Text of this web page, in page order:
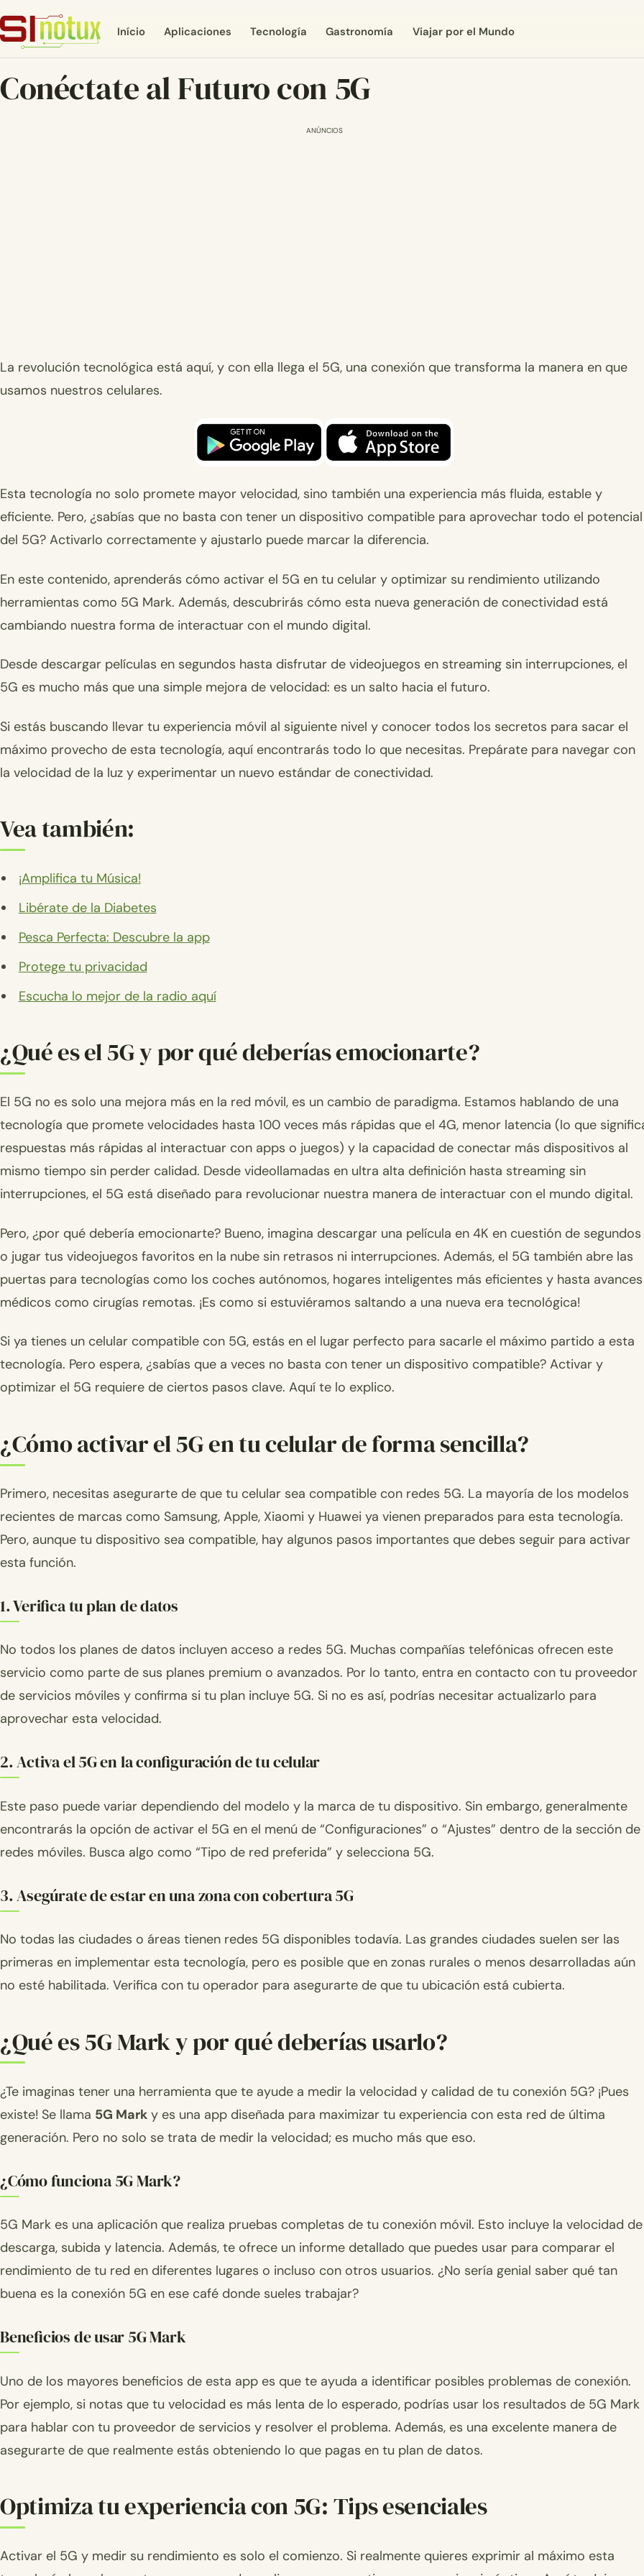
Início Aplicaciones Tecnología Gastronomía Viajar por el Mundo
Conéctate al Futuro con 5G
ANÚNCIOS
La revolución tecnológica está aquí, y con ella llega el 5G, una conexión que transforma la manera en que
usamos nuestros celulares.
Esta tecnología no solo promete mayor velocidad, sino también una experiencia más fluida, estable y
eficiente. Pero, ¿sabías que no basta con tener un dispositivo compatible para aprovechar todo el potencial
del 5G? Activarlo correctamente y ajustarlo puede marcar la diferencia.
En este contenido, aprenderás cómo activar el 5G en tu celular y optimizar su rendimiento utilizando
herramientas como 5G Mark. Además, descubrirás cómo esta nueva generación de conectividad está
cambiando nuestra forma de interactuar con el mundo digital.
Desde descargar películas en segundos hasta disfrutar de videojuegos en streaming sin interrupciones, el
5G es mucho más que una simple mejora de velocidad: es un salto hacia el futuro.
Si estás buscando llevar tu experiencia móvil al siguiente nivel y conocer todos los secretos para sacar el
máximo provecho de esta tecnología, aquí encontrarás todo lo que necesitas. Prepárate para navegar con
la velocidad de la luz y experimentar un nuevo estándar de conectividad.
Vea también:
¡Amplifica tu Música!
Libérate de la Diabetes
Pesca Perfecta: Descubre la app
Protege tu privacidad
Escucha lo mejor de la radio aquí
¿Qué es el 5G y por qué deberías emocionarte?
El 5G no es solo una mejora más en la red móvil, es un cambio de paradigma. Estamos hablando de una
tecnología que promete velocidades hasta 100 veces más rápidas que el 4G, menor latencia (lo que
respuestas más rápidas al interactuar con apps o juegos) y la capacidad de conectar más dispositivos al
mismo tiempo sin perder calidad. Desde videollamadas en ultra alta definición hasta streaming sin
interrupciones, el 5G está diseñado para revolucionar nuestra manera de interactuar con el mundo digital.
Pero, ¿por qué debería emocionarte? Bueno, imagina descargar una película en 4K en cuestión de segundos
o jugar tus videojuegos favoritos en la nube sin retrasos ni interrupciones. Además, el 5G también abre las
puertas para tecnologías como los coches autónomos, hogares inteligentes más eficientes y hasta avances
médicos como cirugías remotas. ¡Es como si estuviéramos saltando a una nueva era tecnológica!
Si ya tienes un celular compatible con 5G, estás en el lugar perfecto para sacarle el máximo partido a esta
tecnología. Pero espera, ¿sabías que a veces no basta con tener un dispositivo compatible? Activar y
optimizar el 5G requiere de ciertos pasos clave. Aquí te lo explico.
¿Cómo activar el 5G en tu celular de forma sencilla?
Primero, necesitas asegurarte de que tu celular sea compatible con redes 5G. La mayoría de los modelos
recientes de marcas como Samsung, Apple, Xiaomi y Huawei ya vienen preparados para esta tecnología.
Pero, aunque tu dispositivo sea compatible, hay algunos pasos importantes que debes seguir para activar
esta función.
1. Verifica tu plan de datos
No todos los planes de datos incluyen acceso a redes 5G. Muchas compañías telefónicas ofrecen este
servicio como parte de sus planes premium o avanzados. Por lo tanto, entra en contacto con tu proveedor
de servicios móviles y confirma si tu plan incluye 5G. Si no es así, podrías necesitar actualizarlo para
aprovechar esta velocidad.
2. Activa el 5G en la configuración de tu celular
Este paso puede variar dependiendo del modelo y la marca de tu dispositivo. Sin embargo, generalmente
encontrarás la opción de activar el 5G en el menú de “Configuraciones” o “Ajustes” dentro de la sección de
redes móviles. Busca algo como “Tipo de red preferida” y selecciona 5G.
3. Asegúrate de estar en una zona con cobertura 5G
No todas las ciudades o áreas tienen redes 5G disponibles todavía. Las grandes ciudades suelen ser las
primeras en implementar esta tecnología, pero es posible que en zonas rurales o menos desarrolladas aún
no esté habilitada. Verifica con tu operador para asegurarte de que tu ubicación está cubierta.
¿Qué es 5G Mark y por qué deberías usarlo?
¿Te imaginas tener una herramienta que te ayude a medir la velocidad y calidad de tu conexión 5G? ¡Pues
existe! Se llama 5G Mark y es una app diseñada para maximizar tu experiencia con esta red de última
generación. Pero no solo se trata de medir la velocidad; es mucho más que eso.
¿Cómo funciona 5G Mark?
5G Mark es una aplicación que realiza pruebas completas de tu conexión móvil. Esto incluye la velocidad de
descarga, subida y latencia. Además, te ofrece un informe detallado que puedes usar para comparar el
rendimiento de tu red en diferentes lugares o incluso con otros usuarios. ¿No sería genial saber qué tan
buena es la conexión 5G en ese café donde sueles trabajar?
Beneficios de usar 5G Mark
Uno de los mayores beneficios de esta app es que te ayuda a identificar posibles problemas de conexión.
Por ejemplo, si notas que tu velocidad es más lenta de lo esperado, podrías usar los resultados de 5G Mark
para hablar con tu proveedor de servicios y resolver el problema. Además, es una excelente manera de
asegurarte de que realmente estás obteniendo lo que pagas en tu plan de datos.
Optimiza tu experiencia con 5G: Tips esenciales
Activar el 5G y medir su rendimiento es solo el comienzo. Si realmente quieres exprimir al máximo esta